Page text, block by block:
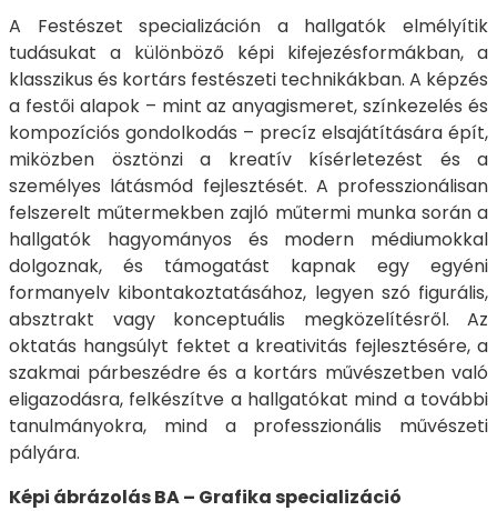
A Festészet specializáción a hallgatók elmélyítik
tudásukat a különböző képi kifejezésformákban, a
klasszikus és kortárs festészeti technikákban. A képzés
a festői alapok – mint az anyagismeret, színkezelés és
kompozíciós gondolkodás – precíz elsajátítására épít,
miközben ösztönzi a kreatív kísérletezést és a
személyes látásmód fejlesztését. A professzionálisan
felszerelt műtermekben zajló műtermi munka során a
hallgatók hagyományos és modern médiumokkal
dolgoznak, és támogatást kapnak egy egyéni
formanyelv kibontakoztatásához, legyen szó figurális,
absztrakt vagy konceptuális megközelítésről. Az
oktatás hangsúlyt fektet a kreativitás fejlesztésére, a
szakmai párbeszédre és a kortárs művészetben való
eligazodásra, felkészítve a hallgatókat mind a további
tanulmányokra, mind a professzionális művészeti
pályára.
Képi ábrázolás BA – Grafika specializáció